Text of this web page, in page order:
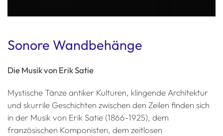
Sonore Wandbehänge
Die Musik von Erik Satie
Mystische Tänze antiker Kulturen, klingende Architektur
und skurrile Geschichten zwischen den Zeilen finden sich
in der Musik von Erik Satie (1866-1925), dem
französischen Komponisten, dem zeitlosen